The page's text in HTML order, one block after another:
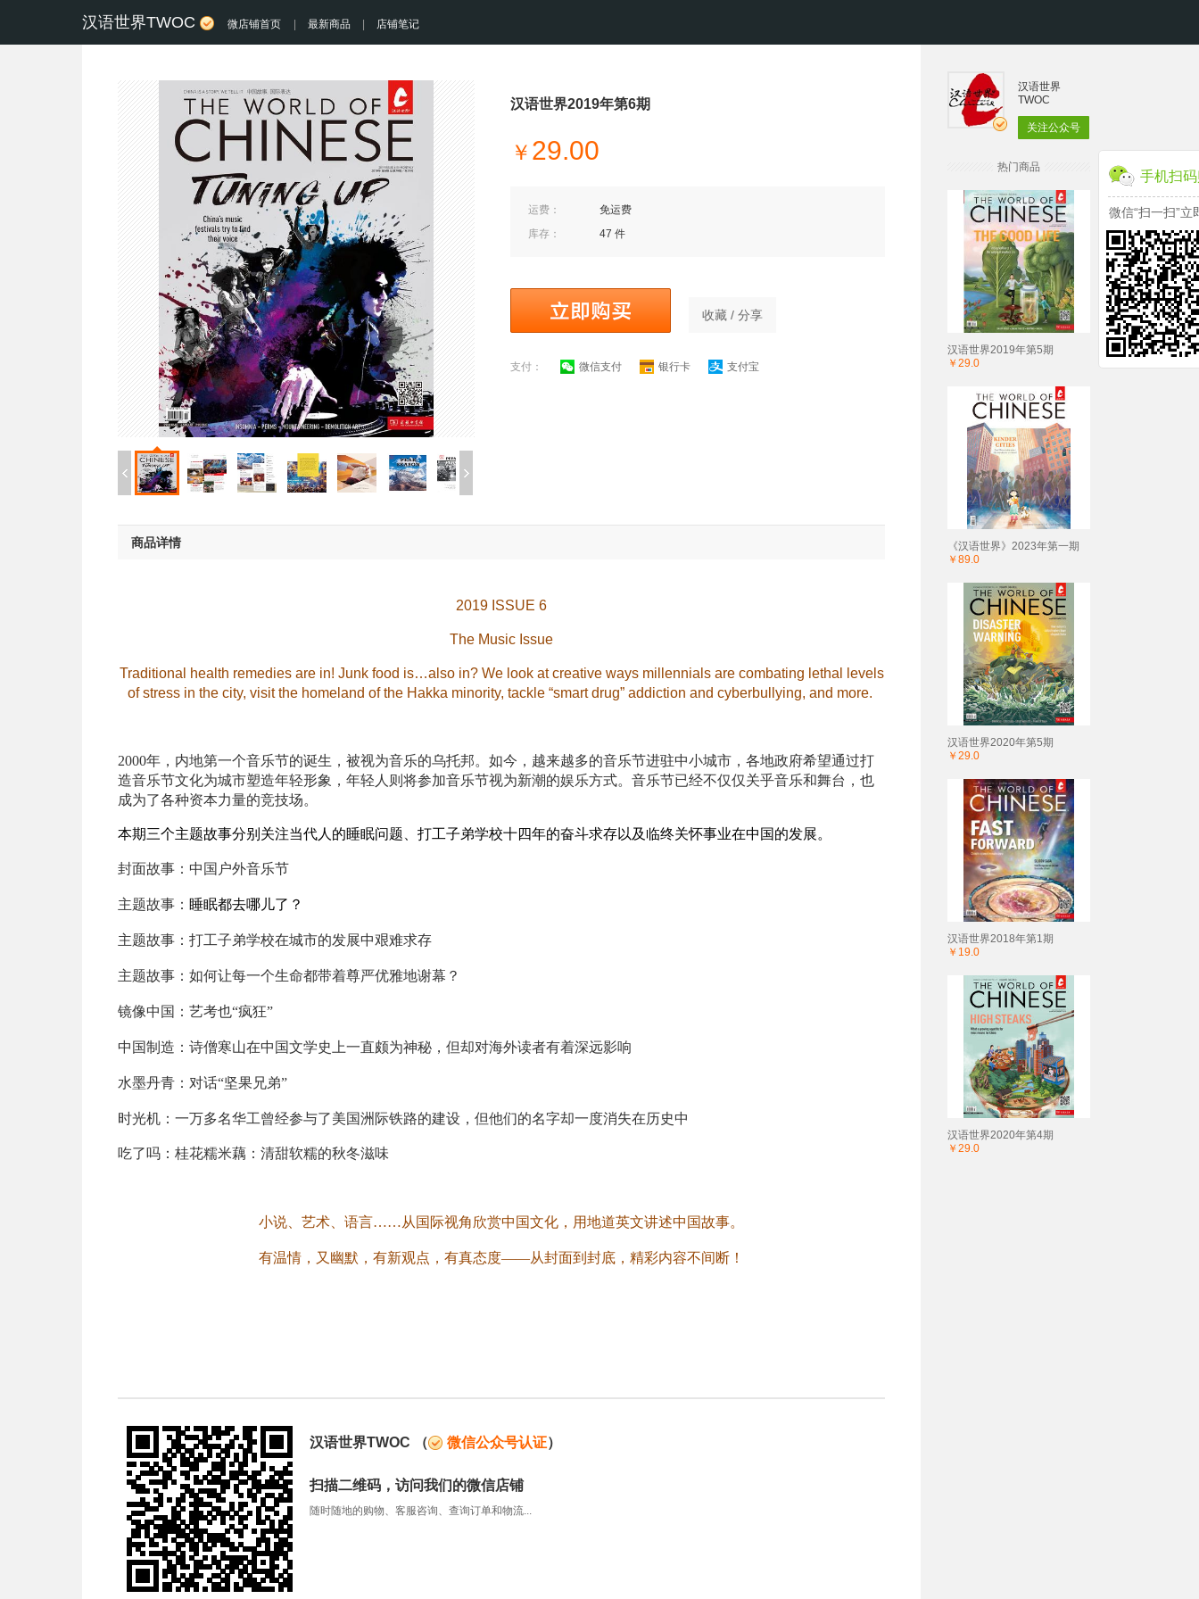
汉语世界TWOC 微店铺首页 最新商品 店铺笔记
汉语世界2019年第6期
￥ 29.00
运费：
免运费
库存：
47 件
收藏 / 分享
支付： 微信支付 银行卡 支付宝
商品详情
2019 ISSUE 6
The Music Issue
Traditional health remedies are in! Junk food is…also in? We look at creative ways millennials are combating lethal levels
of stress in the city, visit the homeland of the Hakka minority, tackle “smart drug” addiction and cyberbullying, and more.
2000年，内地第一个音乐节的诞生，被视为音乐的乌托邦。如今，越来越多的音乐节进驻中小城市，各地政府希望通过打
造音乐节文化为城市塑造年轻形象，年轻人则将参加音乐节视为新潮的娱乐方式。音乐节已经不仅仅关乎音乐和舞台，也
成为了各种资本力量的竞技场。
本期三个主题故事分别关注当代人的睡眠问题、打工子弟学校十四年的奋斗求存以及临终关怀事业在中国的发展。
封面故事： 中国户外音乐节
主题故事： 睡眠都去哪儿了？
主题故事： 打工子弟学校在城市的发展中艰难求存
主题故事： 如何让每一个生命都带着尊严优雅地谢幕？
镜像中国： 艺考也“疯狂”
中国制造： 诗僧寒山在中国文学史上一直颇为神秘，但却对海外读者有着深远影响
水墨丹青： 对话“坚果兄弟”
时光机： 一万多名华工曾经参与了美国洲际铁路的建设，但他们的名字却一度消失在历史中
吃了吗： 桂花糯米藕：清甜软糯的秋冬滋味
小说、 艺术、语言……从国际视角欣赏中国文化， 用地道英文讲述中国故事。
有温情，又幽默，有新观点，有真态度——从封面到封底，精彩内容不间断！
汉语世界TWOC （ 微信公众号认证）
扫描二维码，访问我们的微信店铺
随时随地的购物、客服咨询、查询订单和物流...
汉语世界
TWOC
关注公众号
热门商品
汉语世界2019年第5期
￥29.0
《汉语世界》2023年第一期
￥89.0
汉语世界2020年第5期
￥29.0
汉语世界2018年第1期
￥19.0
汉语世界2020年第4期
￥29.0
手机扫
微信“扫一扫”立